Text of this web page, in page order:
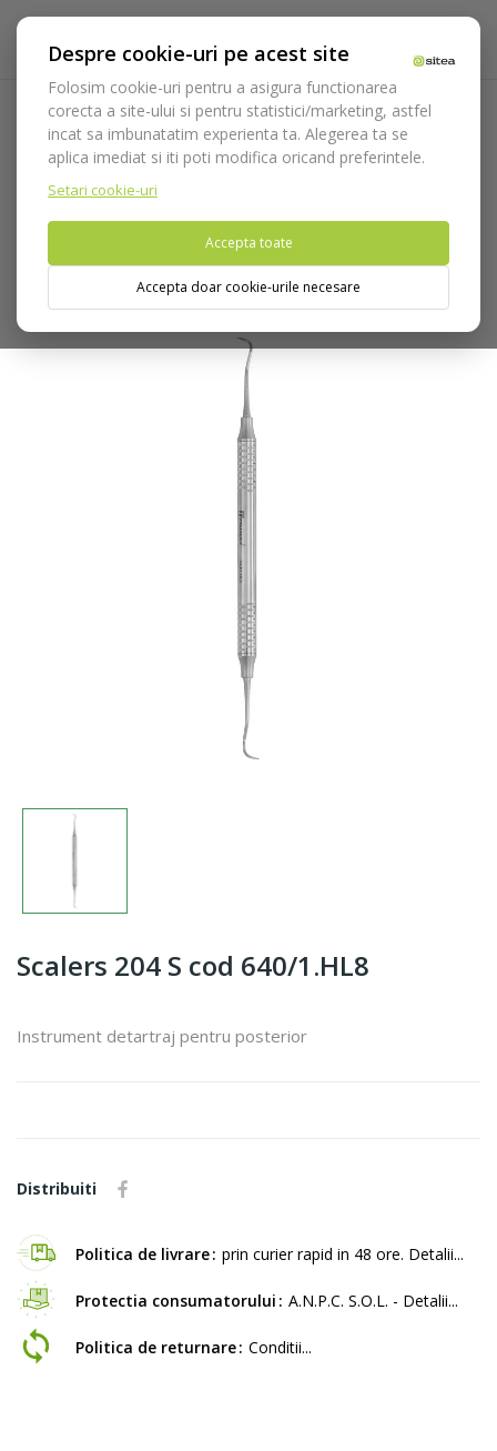
Despre cookie-uri pe acest site
Folosim cookie-uri pentru a asigura functionarea
corecta a site-ului si pentru statistici/marketing, astfel
incat sa imbunatatim experienta ta. Alegerea ta se
aplica imediat si iti poti modifica oricand preferintele.
Setari cookie-uri
Accepta toate
Accepta doar cookie-urile necesare
Acasa Instrumentar
Diagnostic, parodontologie si
restaurare
Parodontologie Scalers
Scalers 204 S cod
640/1.HL8
Nu puteti plasa comenzi din tara din care accesati website-ul
(United States).
Scalers 204 S cod 640/1.HL8
Instrument detartraj pentru posterior
Distribuiti
Politica de livrare prin curier rapid in 48 ore. Detalii...
Protectia consumatorului A.N.P.C. S.O.L. - Detalii...
Politica de returnare Conditii...